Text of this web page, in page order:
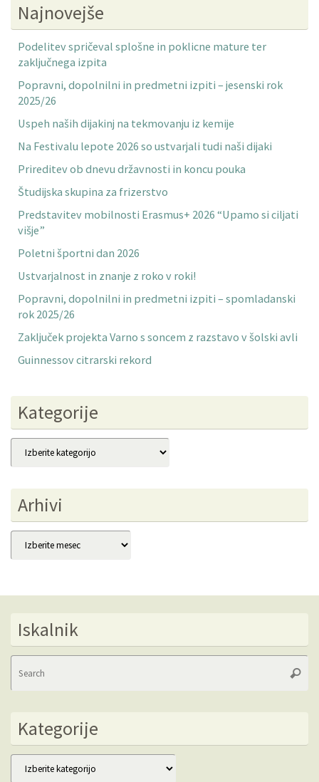
Najnovejše
Podelitev spričeval splošne in poklicne mature ter
zaključnega izpita
Popravni, dopolnilni in predmetni izpiti – jesenski rok
2025/26
Uspeh naših dijakinj na tekmovanju iz kemije
Na Festivalu lepote 2026 so ustvarjali tudi naši dijaki
Prireditev ob dnevu državnosti in koncu pouka
Študijska skupina za frizerstvo
Predstavitev mobilnosti Erasmus+ 2026 “Upamo si ciljati
višje”
Poletni športni dan 2026
Ustvarjalnost in znanje z roko v roki!
Popravni, dopolnilni in predmetni izpiti – spomladanski
rok 2025/26
Zaključek projekta Varno s soncem z razstavo v šolski avli
Guinnessov citrarski rekord
Kategorije
Kategorije
Arhivi
Arhivi
Iskalnik
Kategorije
Kategorije